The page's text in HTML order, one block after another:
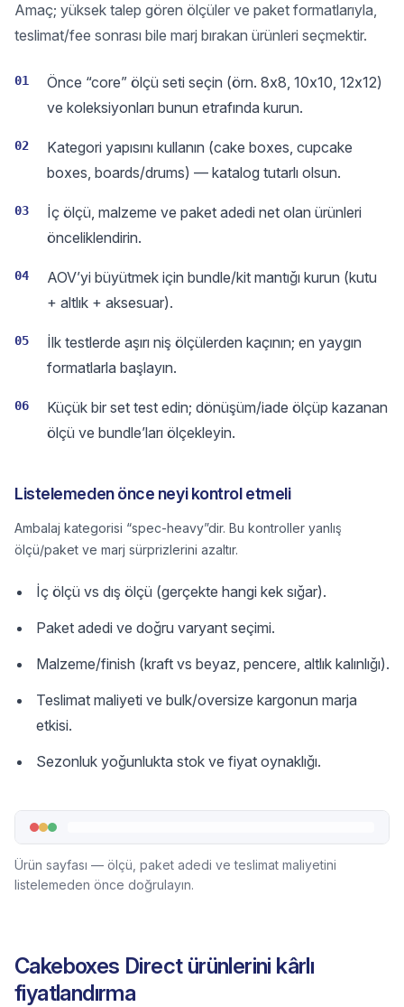
Amaç; yüksek talep gören ölçüler ve paket formatlarıyla,
teslimat/fee sonrası bile marj bırakan ürünleri seçmektir.
01
Önce “core” ölçü seti seçin (örn. 8x8, 10x10, 12x12)
ve koleksiyonları bunun etrafında kurun.
02
Kategori yapısını kullanın (cake boxes, cupcake
boxes, boards/drums) — katalog tutarlı olsun.
03
İç ölçü, malzeme ve paket adedi net olan ürünleri
önceliklendirin.
04
AOV’yi büyütmek için bundle/kit mantığı kurun (kutu
+ altlık + aksesuar).
05
İlk testlerde aşırı niş ölçülerden kaçının; en yaygın
formatlarla başlayın.
06
Küçük bir set test edin; dönüşüm/iade ölçüp kazanan
ölçü ve bundle’ları ölçekleyin.
Listelemeden önce neyi kontrol etmeli
Ambalaj kategorisi “spec-heavy”dir. Bu kontroller yanlış
ölçü/paket ve marj sürprizlerini azaltır.
İç ölçü vs dış ölçü (gerçekte hangi kek sığar).
Paket adedi ve doğru varyant seçimi.
Malzeme/finish (kraft vs beyaz, pencere, altlık kalınlığı).
Teslimat maliyeti ve bulk/oversize kargonun marja
etkisi.
Sezonluk yoğunlukta stok ve fiyat oynaklığı.
Ürün sayfası — ölçü, paket adedi ve teslimat maliyetini
listelemeden önce doğrulayın.
Cakeboxes Direct ürünlerini kârlı
fiyatlandırma